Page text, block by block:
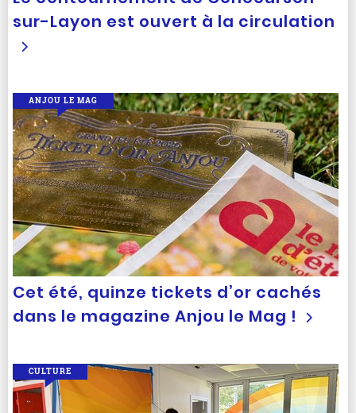
sur-Layon est ouvert à la circulation
Cet été, quinze tickets d’or cachés
dans le magazine Anjou le Mag !
ANJOU LE MAG
CULTURE